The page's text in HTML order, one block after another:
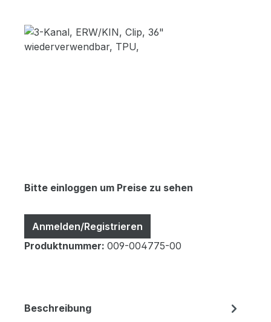
Bildergalerie überspringen
Bitte einloggen um Preise zu sehen
Anmelden/Registrieren
Produktnummer: 009-004775-00
Beschreibung